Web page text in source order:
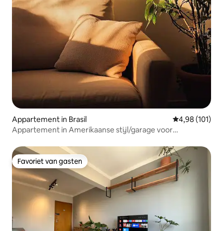
Appartement in Brasil Gemiddelde
4,98 (101)
Appartement in Amerikaanse stijl/garage voor
Favoriet van gasten
Favoriet van gasten